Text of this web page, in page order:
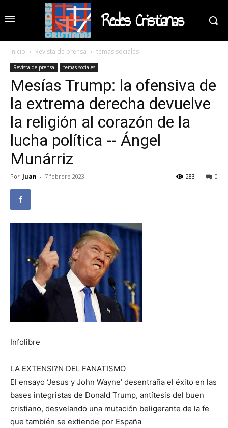
Redes Cristianas
Inicio Revista de prensa temas sociales
Revista de prensa temas sociales
Mesías Trump: la ofensiva de
la extrema derecha devuelve
la religión al corazón de la
lucha política -- Ángel
Munárriz
Por Juan - 7 febrero 2023 0
283
Infolibre
LA EXTENSI?N DEL FANATISMO
El ensayo ‘Jesus y John Wayne’ desentraña el éxito en las
bases integristas de Donald Trump, antítesis del buen
cristiano, desvelando una mutación beligerante de la fe
que también se extiende por España